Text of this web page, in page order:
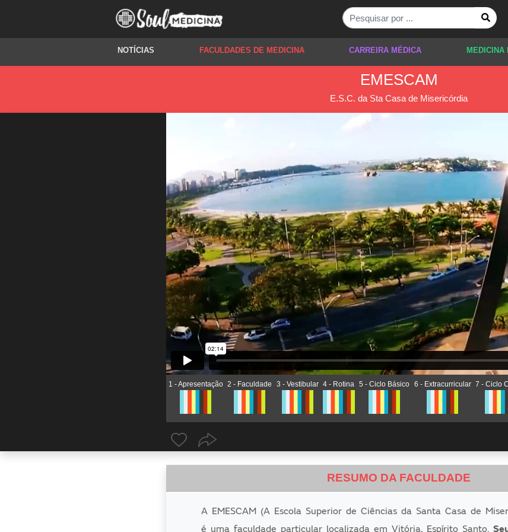
NOTÍCIAS FACULDADES DE MEDICINA CARREIRA MÉDICA MEDICINA
EMESCAM
E.S.C. da Sta Casa de Misericórdia
1 - Apresentação 2 - Faculdade 3 - Vestibular 4 - Rotina 5 - Ciclo Básico 6 - Extracurricular 7 - Ciclo
RESUMO DA FACULDADE
A EMESCAM (A Escola Superior de Ciências da Santa Casa de
é uma faculdade particular localizada em Vitória, Espírito Santo.